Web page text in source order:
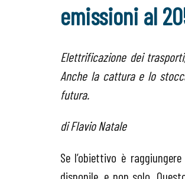
emissioni al
Elettrificazione dei
Anche la cattura e lo
futura.
di Flavio Natale
Se l’obiettivo è
disponile, e non solo.